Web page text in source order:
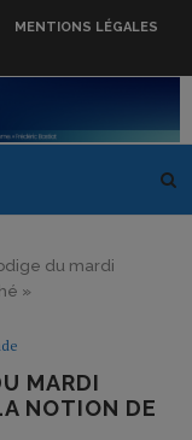
MENTIONS LÉGALES
du mardi
»
MARDI
NOTION DE